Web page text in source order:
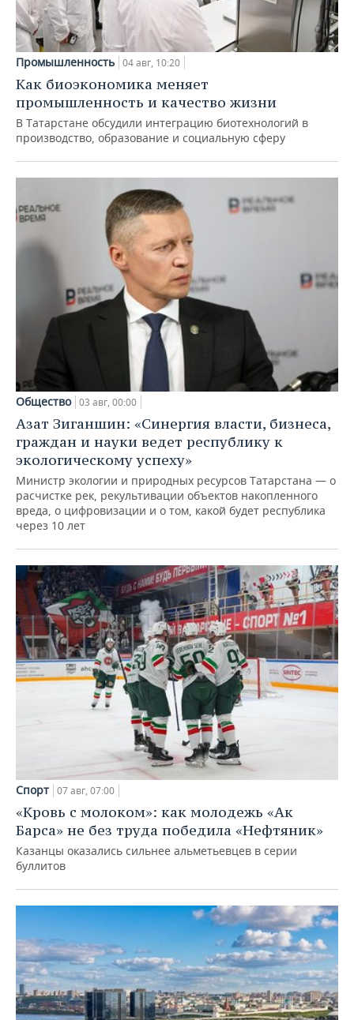
Промышленность 04 авг, 10:20
Как биоэкономика меняет
промышленность и качество жизни
В Татарстане обсудили интеграцию биотехнологий в
производство, образование и социальную сферу
Общество 03 авг, 00:00
Азат Зиганшин: «Синергия власти, бизнеса,
граждан и науки ведет республику к
экологическому успеху»
Министр экологии и природных ресурсов Татарстана — о
расчистке рек, рекультивации объектов накопленного
вреда, о цифровизации и о том, какой будет республика
через 10 лет
Спорт 07 авг, 07:00
«Кровь с молоком»: как молодежь «Ак
Барса» не без труда победила «Нефтяник»
Казанцы оказались сильнее альметьевцев в серии
буллитов